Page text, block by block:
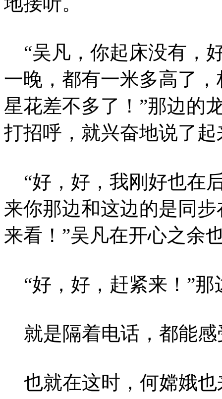
“吴凡，你起床没有，
一晚，都有一米多高了
星花差不多了！”那边的
打招呼，就兴奋地说了起
“好，好，我刚好也在
来你那边和这边的是同
来看！”吴凡在开心之余
“好，好，赶紧来！”那
就是隔着电话，都能感
也就在这时，何嫦娥也